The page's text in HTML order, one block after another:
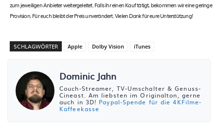
zum jeweiligen Anbieter weitergeleitet. Falls ihr einen Kauf tätigt, bekommen wir eine geringe
Provision. Für euch bleibt der Preis unverändert. Vielen Dank für eure Unterstützung!
SCHLAGWÖRTER Apple Dolby Vision iTunes
Dominic Jahn
Couch-Streamer, TV-Umschalter & Genuss-
Cineast. Am liebsten im Originalton, gerne
auch in 3D! Paypal-Spende für die 4KFilme-
Kaffeekasse